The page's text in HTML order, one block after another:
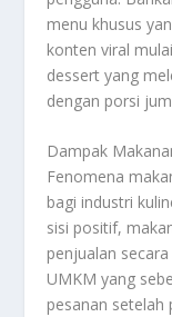
menu khusus
konten viral
dessert yang
dengan porsi
Dampak
Fenomena
bagi industri
sisi positif,
penjualan
UMKM yang
pesanan setelah